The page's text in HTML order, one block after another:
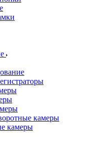
камеры
камеры